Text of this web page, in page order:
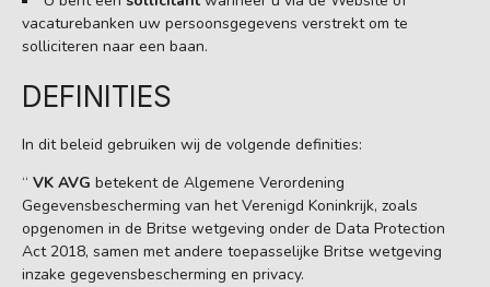
vacaturebanken uw persoonsgegevens verstrekt om te
solliciteren naar een baan.
DEFINITIES
In dit beleid gebruiken wij de volgende definities:
“ VK AVG betekent de Algemene Verordening
Gegevensbescherming van het Verenigd Koninkrijk, zoals
opgenomen in de Britse wetgeving onder de Data Protection
Act 2018, samen met andere toepasselijke Britse wetgeving
inzake gegevensbescherming en privacy.